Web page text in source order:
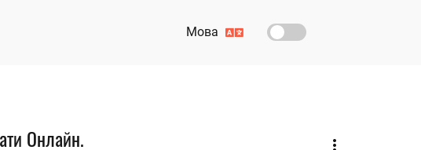
Мова
Онлайн.